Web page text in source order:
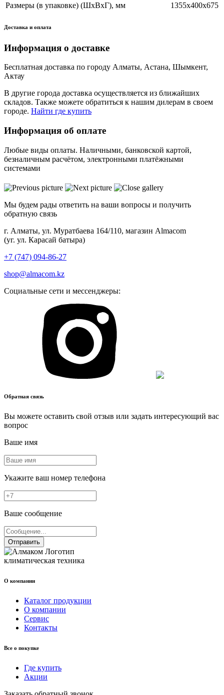
Размеры (в упаковке) (ШхВхГ), мм
1355х400х675
Доставка и оплата
Информация о доставке
Бесплатная доставка по городу Алматы, Астана, Шымкент,
Актау
В другие города доставка осуществляется из ближайших
складов. Также можете обратиться к нашим дилерам в своем
городе. Найти где купить
Информация об оплате
Любые виды оплаты. Наличными, банковской картой,
безналичным расчётом, электронными платёжными
системами
Мы будем рады ответить на ваши вопросы и получить
обратную связь
г. Алматы, ул. Муратбаева 164/110, магазин Almacom
(уг. ул. Карасай батыра)
+7 (747) 094-86-27
shop@almacom.kz
Социальные сети и мессенджеры:
Обратная связь
Вы можете оставить свой отзыв или задать интересующий вас
вопрос
Ваше имя
Укажите ваш номер телефона
Ваше сообщение
Отправить
климатическая техника
О компании
Каталог продукции
О компании
Сервис
Контакты
Все о покупке
Где купить
Акции